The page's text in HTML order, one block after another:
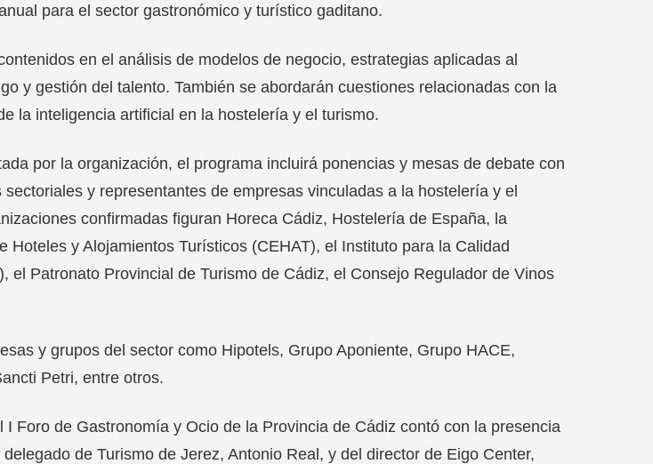
para el sector gastronómico y turístico gaditano.
en el análisis de modelos de negocio, estrategias aplicadas al
y gestión del talento. También se abordarán cuestiones relacionadas con la
la inteligencia artificial en la hostelería y el turismo.
por la organización, el programa incluirá ponencias y mesas de debate con
y representantes de empresas vinculadas a la hostelería y el
confirmadas figuran Horeca Cádiz, Hostelería de España, la
Hoteles y Alojamientos Turísticos (CEHAT), el Instituto para la Calidad
el Patronato Provincial de Turismo de Cádiz, el Consejo Regulador de Vinos
y grupos del sector como Hipotels, Grupo Aponiente, Grupo HACE,
Petri, entre otros.
I Foro de Gastronomía y Ocio de la Provincia de Cádiz contó con la presencia
de Turismo de Jerez, Antonio Real, y del director de Eigo Center,